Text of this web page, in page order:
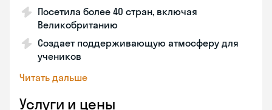
Посетила более 40 стран, включая
Великобританию
Создает поддерживающую атмосферу для
учеников
Читать дальше
Услуги и цены